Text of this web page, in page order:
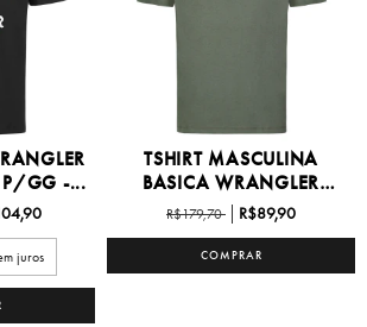
P/GG -...
juros
TSHIRT MASCULINA
BASICA WRANGLER
P/GG -...
R$179,70 R$89,90
COMPRAR